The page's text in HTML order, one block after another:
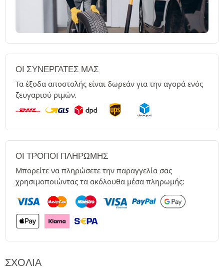
ΟΙ ΣΥΝΕΡΓΆΤΕΣ ΜΑΣ
Τα έξοδα αποστολής είναι δωρεάν για την αγορά ενός
ζευγαριού ριμών.
ΟΙ ΤΡΌΠΟΙ ΠΛΗΡΩΜΉΣ
Μπορείτε να πληρώσετε την παραγγελία σας
χρησιμοποιώντας τα ακόλουθα μέσα πληρωμής:
ΣΧΌΛΙΑ